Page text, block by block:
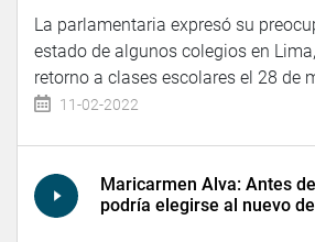
La parlamentaria expresó su
estado de algunos colegios en
retorno a clases escolares el 28 de
11-02-2022
Maricarmen Alva: Antes
podría elegirse al nuevo